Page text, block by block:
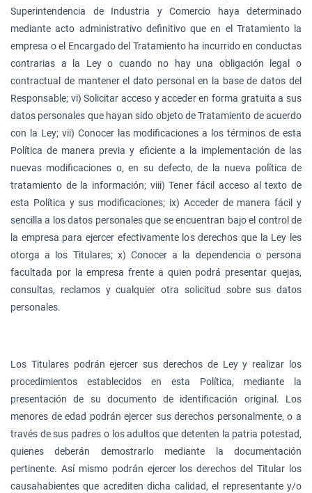
Superintendencia de Industria y Comercio haya determinado
mediante acto administrativo definitivo que en el Tratamiento la
empresa o el Encargado del Tratamiento ha incurrido en conductas
contrarias a la Ley o cuando no hay una obligación legal o
contractual de mantener el dato personal en la base de datos del
Responsable; vi) Solicitar acceso y acceder en forma gratuita a sus
datos personales que hayan sido objeto de Tratamiento de acuerdo
con la Ley; vii) Conocer las modificaciones a los términos de esta
Política de manera previa y eficiente a la implementación de las
nuevas modificaciones o, en su defecto, de la nueva política de
tratamiento de la información; viii) Tener fácil acceso al texto de
esta Política y sus modificaciones; ix) Acceder de manera fácil y
sencilla a los datos personales que se encuentran bajo el control de
la empresa para ejercer efectivamente los derechos que la Ley les
otorga a los Titulares; x) Conocer a la dependencia o persona
facultada por la empresa frente a quien podrá presentar quejas,
consultas, reclamos y cualquier otra solicitud sobre sus datos
personales.
Los Titulares podrán ejercer sus derechos de Ley y realizar los
procedimientos establecidos en esta Política, mediante la
presentación de su documento de identificación original. Los
menores de edad podrán ejercer sus derechos personalmente, o a
través de sus padres o los adultos que detenten la patria potestad,
quienes deberán demostrarlo mediante la documentación
pertinente. Así mismo podrán ejercer los derechos del Titular los
causahabientes que acrediten dicha calidad, el representante y/o